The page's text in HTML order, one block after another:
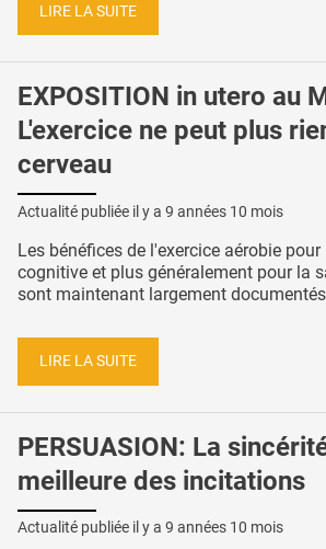
LIRE LA SUITE
EXPOSITION in utero au
L'exercice ne peut plus
cerveau
Actualité publiée il y a 9 années 10 mois
Les bénéfices de l'exercice aérobie
cognitive et plus généralement pour la
sont maintenant largement
LIRE LA SUITE
PERSUASION: La
meilleure des incitations
Actualité publiée il y a 9 années 10 mois